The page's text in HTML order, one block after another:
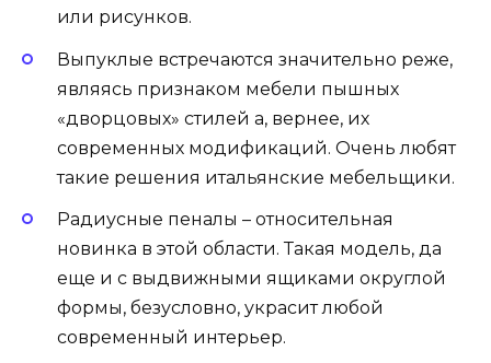
или рисунков.
Выпуклые встречаются значительно реже,
являясь признаком мебели пышных
«дворцовых» стилей а, вернее, их
современных модификаций. Очень любят
такие решения итальянские мебельщики.
Радиусные пеналы – относительная
новинка в этой области. Такая модель, да
еще и с выдвижными ящиками округлой
формы, безусловно, украсит любой
современный интерьер.